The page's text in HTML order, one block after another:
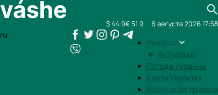
ru
Новости
Актуально
Погода Украины
Карта Украины
Воздушная тривога
$ 44.9€ 51.9 6 августа 2026 17:58